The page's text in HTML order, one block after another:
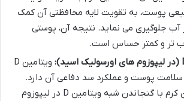
پوست، به تقویت لایه محافظتی آن کمک
آب جلوگیری می نماید. نتیجه آن، پوستی
تر و کمتر حساس است.
ویتامین D
پوست و عملکرد سد دفاعی آن دارد.
فرمولاسیون این کرم با گنجاندن شبه ویتامین D در لیپوزوم